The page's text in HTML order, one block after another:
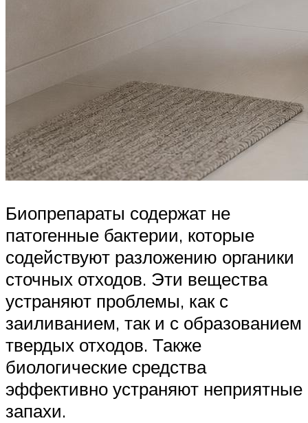
Биопрепараты содержат не
патогенные бактерии, которые
содействуют разложению органики
сточных отходов. Эти вещества
устраняют проблемы, как с
заиливанием, так и с образованием
твердых отходов. Также
биологические средства
эффективно устраняют неприятные
запахи.